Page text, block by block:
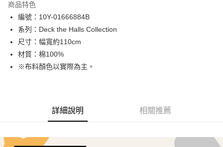
Apple Pay
街口支付
Google Pay
AFTEE先享後付
１．簡單：不需註冊會員、不需綁卡、不需儲值。
３．安心：先確認商品／服務後，再付款。
全家取貨付款
商品特色
編號：10Y-01666884B
系列：Deck the Halls Collection
尺寸：幅寬約110cm
材質：棉100%
※布料顏色以實際為主。
詳細說明 相關推薦